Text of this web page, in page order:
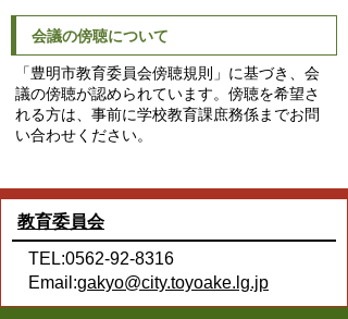
会議の傍聴について
「豊明市教育委員会傍聴規則」に基づき、会
議の傍聴が認められています。傍聴を希望さ
れる方は、事前に学校教育課庶務係までお問
い合わせください。
教育委員会
TEL:0562-92-8316
Email:gakyo@city.toyoake.lg.jp